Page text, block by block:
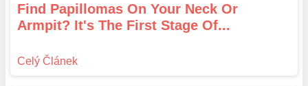
Find Papillomas On Your Neck Or
Armpit? It's The First Stage Of...